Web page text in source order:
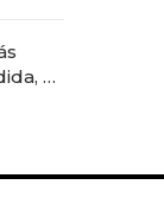
el